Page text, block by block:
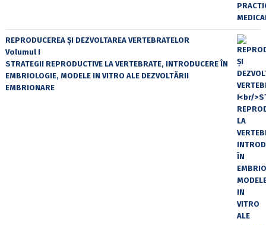
REPRODUCEREA ȘI DEZVOLTAREA VERTEBRATELOR
Volumul I
STRATEGII REPRODUCTIVE LA VERTEBRATE, INTRODUCERE ÎN
EMBRIOLOGIE, MODELE IN VITRO ALE DEZVOLTĂRII
EMBRIONARE